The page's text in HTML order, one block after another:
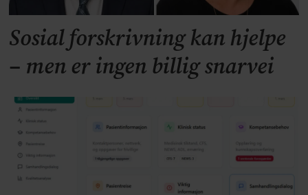
Sosial forskrivning kan hjelpe
– men er ingen billig snarvei